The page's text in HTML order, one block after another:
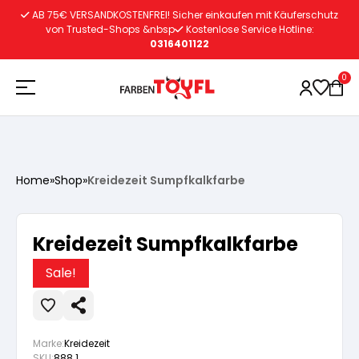
Vorbereitung
Wasserlösliche Grundierung
Lacke
Vorbereitung
Autoreparatur
Vorbereitung
Innenfarben
AB 75€ VERSANDKOSTENFREI! Sicher einkaufen mit Käuferschutz
von Trusted-Shops &nbsp
Kostenlose Service Hotline:
0316401122
0
Home»Shop»Kreidezeit Sumpfkalkfarbe
Kreidezeit Sumpfkalkfarbe
Sale!
Marke:Kreidezeit